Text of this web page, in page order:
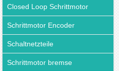
Closed Loop Schrittmotor
Schrittmotor Encoder
Schaltnetzteile
Schrittmotor bremse